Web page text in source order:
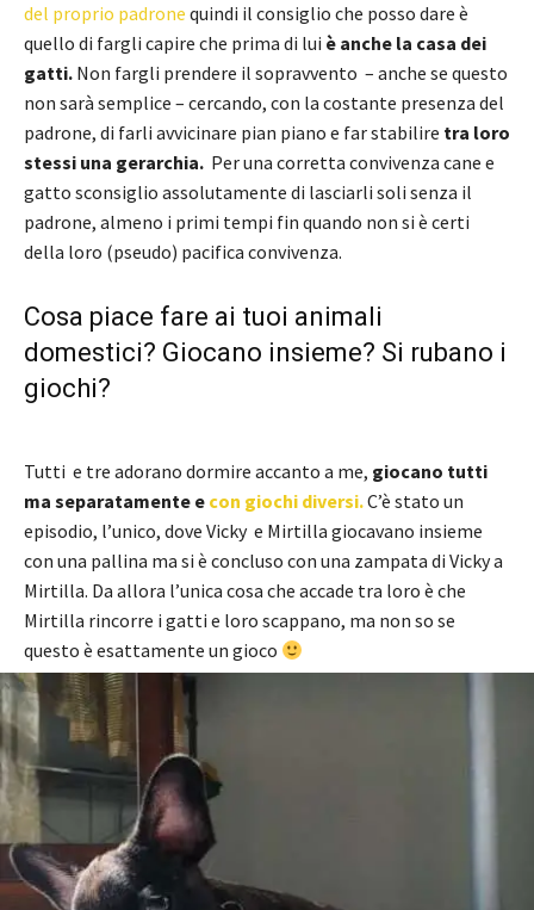
del proprio padrone quindi il consiglio che posso dare è
quello di fargli capire che prima di lui è anche la casa dei
gatti. Non fargli prendere il sopravvento – anche se questo
non sarà semplice – cercando, con la costante presenza del
padrone, di farli avvicinare pian piano e far stabilire tra loro
stessi una gerarchia. Per una corretta convivenza cane e
gatto sconsiglio assolutamente di lasciarli soli senza il
padrone, almeno i primi tempi fin quando non si è certi
della loro (pseudo) pacifica convivenza.
Cosa piace fare ai tuoi animali
domestici? Giocano insieme? Si rubano i
giochi?
Tutti e tre adorano dormire accanto a me, giocano tutti
ma separatamente e con giochi diversi.C’è stato un
episodio, l’unico, dove Vicky e Mirtilla giocavano insieme
con una pallina ma si è concluso con una zampata di Vicky a
Mirtilla. Da allora l’unica cosa che accade tra loro è che
Mirtilla rincorre i gatti e loro scappano, ma non so se
questo è esattamente un gioco